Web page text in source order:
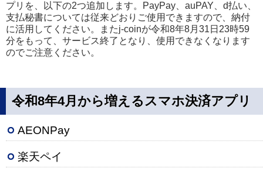
プリを、以下の2つ追加します。PayPay、auPAY、d払い、
支払秘書については従来どおりご使用できますので、納付
に活用してください。またj-coinが令和8年8月31日23時59
分をもって、サービス終了となり、使用できなくなります
のでご注意ください。
令和8年4月から増えるスマホ決済アプリ
AEONPay
楽天ペイ